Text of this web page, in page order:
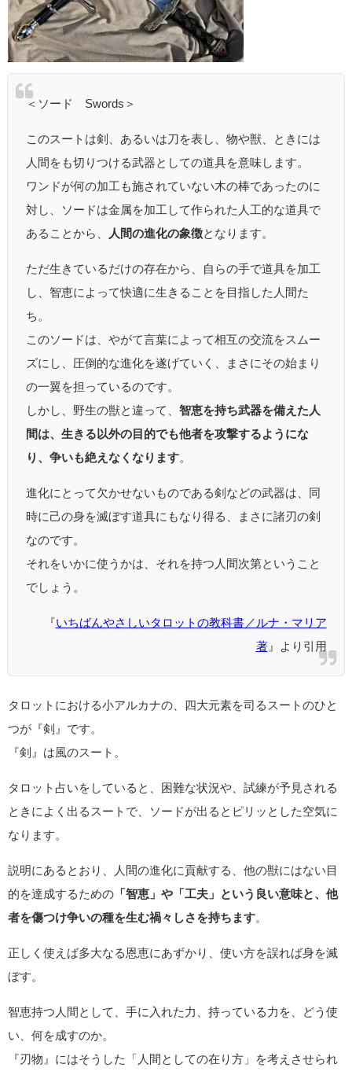
＜ソード Swords＞
このスートは剣、あるいは刀を表し、物や獣、ときには
人間をも切りつける武器としての道具を意味します。
ワンドが何の加工も施されていない木の棒であったのに
対し、ソードは金属を加工して作られた人工的な道具で
あることから、
人間の進化の象徴となります。
ただ生きているだけの存在から、自らの手で道具を加工
し、智恵によって快適に生きることを目指した人間た
ち。
このソードは、やがて言葉によって相互の交流をスムー
ズにし、圧倒的な進化を遂げていく、まさにその始まり
の一翼を担っているのです。
しかし、野生の獣と違って、 智恵を持ち武器を備えた人
間は、生きる以外の目的でも他者を攻撃するようにな
り、争いも絶えなくなります。
進化にとって欠かせないものである剣などの武器は、同
時に己の身を滅ぼす道具にもなり得る、まさに諸刃の剣
なのです。
それをいかに使うかは、それを持つ人間次第ということ
でしょう。
『いちばんやさしいタロットの教科書／ルナ・マリア
著』より引用
タロットにおける小アルカナの、四大元素を司るスートのひと
つが『剣』です。
『剣』は風のスート。
タロット占いをしていると、困難な状況や、試練が予見される
ときによく出るスートで、ソードが出るとピリッとした空気に
なります。
説明にあるとおり、人間の進化に貢献する、他の獣にはない目
的を達成するための 「智恵」や「工夫」という良い意味と、他
者を傷つけ争いの種を生む禍々しさを持ちます
正しく使えば多大なる恩恵にあずかり、使い方を誤れば身を滅
ぼす。
智恵持つ人間として、手に入れた力、持っている力を、どう使
い、何を成すのか。
『刃物』にはそうした「人間としての在り方」を考えさせられ